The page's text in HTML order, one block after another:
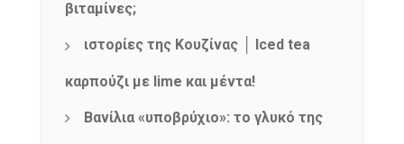
βιταμίνες;
ιστορίες της Κουζίνας │ Iced tea
καρπούζι με lime και μέντα!
Βανίλια «υποβρύχιο»: το γλυκό της